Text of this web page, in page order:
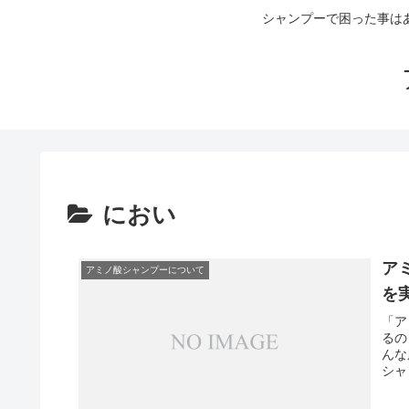
シャンプーで困った事は
におい
アミノ酸シャンプーについて
ア
を
「
る
ん
シ